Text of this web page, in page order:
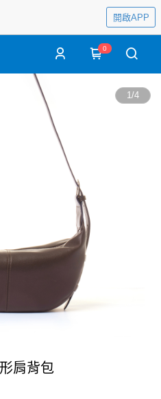
開啟APP
0
1/4
肩背包